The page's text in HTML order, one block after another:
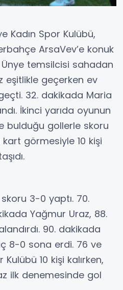
Kadın Spor Kulübü,
ArsaVev’e konuk
temsilcisi sahadan
eşitlikle geçerken ev
32. dakikada Maria
İkinci yarıda oyunun
bulduğu gollerle skoru
kart görmesiyle 10 kişi
3-0 yaptı. 70.
Yağmur Uraz, 88.
90. dakikada
8-0 sona erdi. 76 ve
10 kişi kalırken,
ilk denemesinde gol